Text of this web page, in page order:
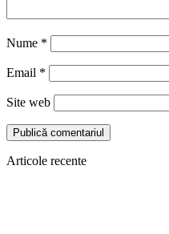
Nume *
Email *
Site web
Articole recente